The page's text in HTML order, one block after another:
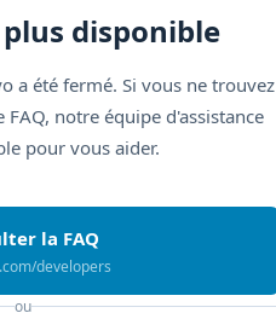
disponible
a été fermé. Si vous ne trouvez
notre équipe d'assistance
pour vous aider.
la FAQ
developers
ou